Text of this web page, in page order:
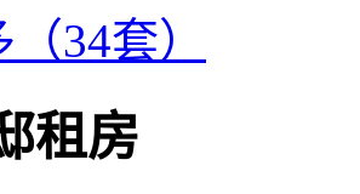
34套）
租房